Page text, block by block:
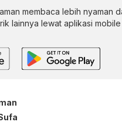
membaca lebih nyaman
lainnya lewat aplikasi mobile